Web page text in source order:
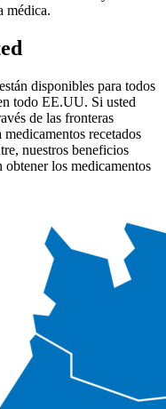
médica.
disponibles para todos
todo EE.UU. Si usted
de las fronteras
medicamentos recetados
nuestros beneficios
los medicamentos